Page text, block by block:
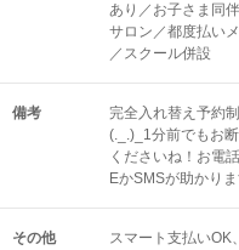
あり／お子さま同
サロン／都度払い
／スクール併設
備考
完全入れ替え予約
(._.)_1分前でもお
くださいね！お電
EかSMSが助かり
その他 スマート支払いOK